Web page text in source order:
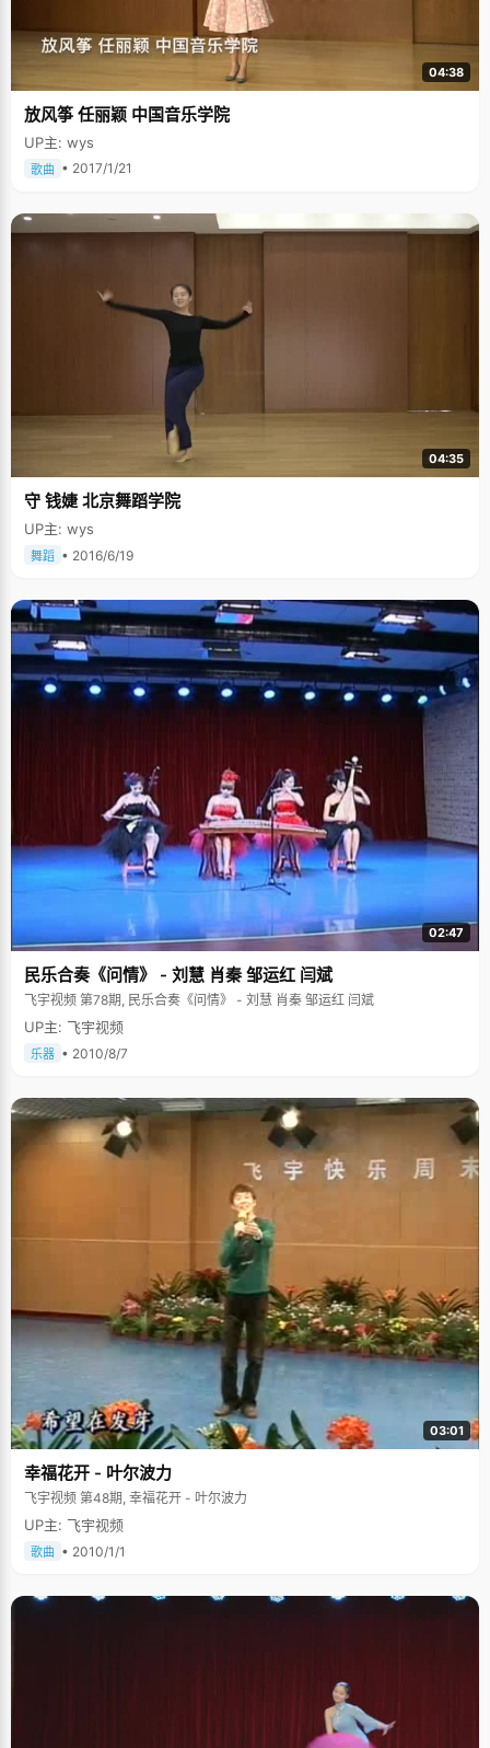
峰，"喜欢那种速度感，以及每次冲破对方球门时候那种痛快淋漓的感觉，喜
欢阿根廷队，他们的足球很纯粹、古典、漂亮，虽然足球场上没有绝对的公
平，但高考是最纯粹的球场，陈雄超成功的冲进北大的校园。 在北大的日子
一如既往的忙碌和充实，在这里，陈雄超将学得更多，看得更远，更广大的
球场任他驰骋。
04:38
放风筝 任丽颖 中国音乐学院
UP主: wys
歌曲 • 2017/1/21
04:35
守 钱婕 北京舞蹈学院
UP主: wys
舞蹈 • 2016/6/19
02:47
民乐合奏《问情》 - 刘慧 肖秦 邹运红 闫斌
飞宇视频 第78期, 民乐合奏《问情》 - 刘慧 肖秦 邹运红 闫斌
UP主: 飞宇视频
乐器 • 2010/8/7
03:01
幸福花开 - 叶尔波力
飞宇视频 第48期, 幸福花开 - 叶尔波力
UP主: 飞宇视频
歌曲 • 2010/1/1